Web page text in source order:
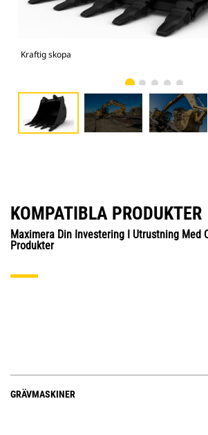
Kraftig skopa
KOMPATIBLA PRODUKTER
Maximera Din Investering I Utrustning Med
Produkter
GRÄVMASKINER